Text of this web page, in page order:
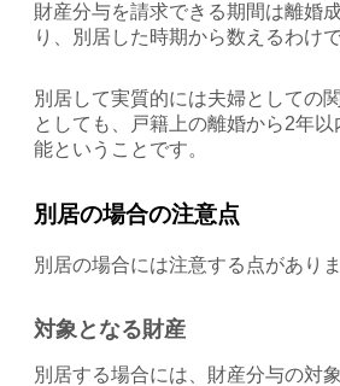
財産分与を請求できる期間は離婚
り、別居した時期から数えるわけ
別居して実質的には夫婦としての
としても、戸籍上の離婚から2年
能ということです。
別居の場合の注意点
別居の場合には注意する点がありま
対象となる財産
別居する場合には、財産分与の対